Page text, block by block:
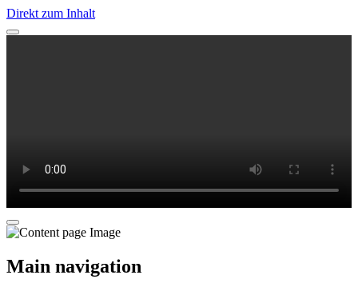
Direkt zum Inhalt
Main navigation